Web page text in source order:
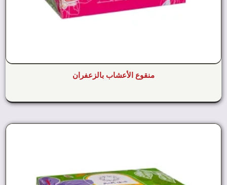
منقوع الأعشاب بالزعفران